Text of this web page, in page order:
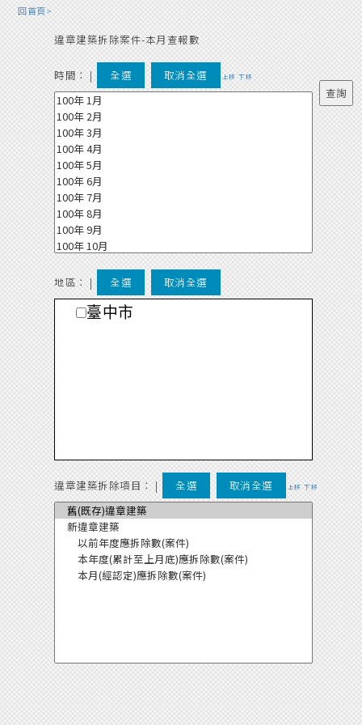
回首頁>
違章建築拆除案件-本月查報數
時間： | 全選 取消全選 上移 下移
地區： | 全選 取消全選
臺中市
違章建築拆除項目： | 全選 取消全選 上移 下移